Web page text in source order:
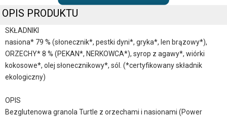
OPIS PRODUKTU
SKŁADNIKI
nasiona* 79 % (słonecznik*, pestki dyni*, gryka*, len brązowy*),
ORZECHY* 8 % (PEKAN*, NERKOWCA*), syrop z agawy*, wiórki
kokosowe*, olej słonecznikowy*, sól. (*certyfikowany składnik
ekologiczny)
OPIS
Bezglutenowa granola Turtle z orzechami i nasionami (Power